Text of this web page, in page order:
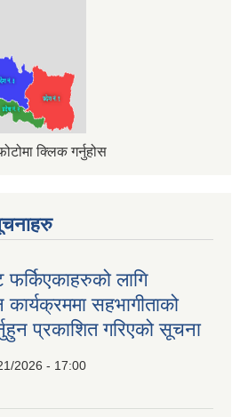
क्लिक गर्नुहोस
फर्किएकाहरुको लागि
कार्यक्रममा सहभागीताको
प्रकाशित गरिएको सूचना
2026 - 17:00